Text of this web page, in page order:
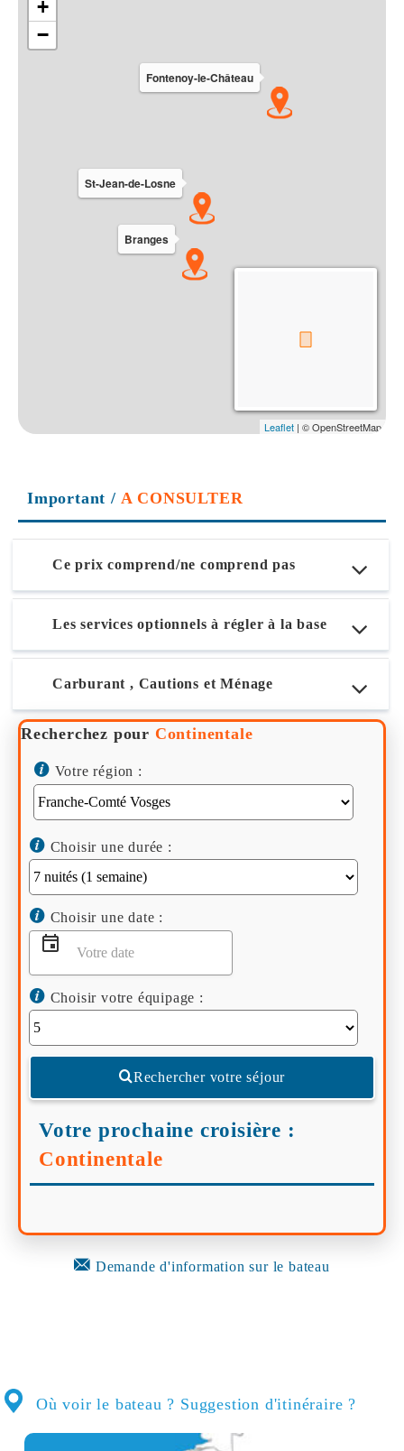
Important / A CONSULTER
Ce prix comprend/ne comprend pas
Les services optionnels à régler à la base
Carburant , Cautions et Ménage
Recherchez pour Continentale
Votre région :
Choisir une durée :
Choisir une date :
Choisir votre équipage :
Rechercher votre séjour
Votre prochaine croisière :
Continentale
Demande d'information sur le bateau
Où voir le bateau ? Suggestion d'itinéraire ?